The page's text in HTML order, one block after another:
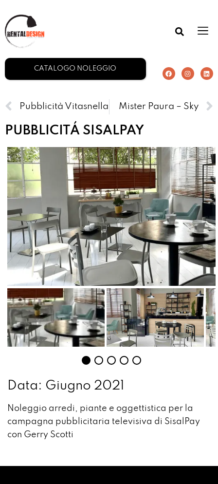
CATALOGO NOLEGGIO
Pubblicità Vitasnella Mister Paura – Sky
PUBBLICITÁ SISALPAY
Data: Giugno 2021
Noleggio arredi, piante e oggettistica per la
campagna pubblicitaria televisiva di SisalPay
con Gerry Scotti